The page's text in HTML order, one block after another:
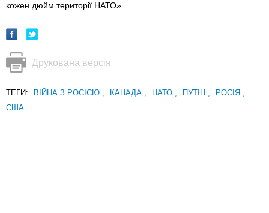
кожен дюйм території НАТО».
Друкована версія
ТЕГИ: ВІЙНА З РОСІЄЮ , КАНАДА , НАТО , ПУТІН , РОСІЯ ,
США